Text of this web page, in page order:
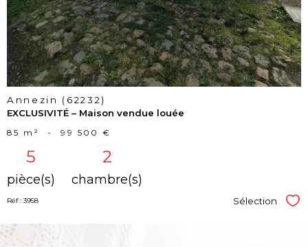
Annezin (62232)
EXCLUSIVITÉ – Maison vendue louée
85 m² - 99 500 €
5
pièce(s)
2
chambre(s)
Réf : 3958 Sélection